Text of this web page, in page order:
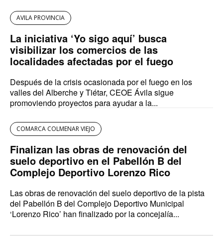
AVILA PROVINCIA
La iniciativa ‘Yo sigo aquí’ busca
visibilizar los comercios de las
localidades afectadas por el fuego
Después de la crisis ocasionada por el fuego en los
valles del Alberche y Tiétar, CEOE Ávila sigue
promoviendo proyectos para ayudar a la...
COMARCA COLMENAR VIEJO
Finalizan las obras de renovación del
suelo deportivo en el Pabellón B del
Complejo Deportivo Lorenzo Rico
Las obras de renovación del suelo deportivo de la pista
del Pabellón B del Complejo Deportivo Municipal
‘Lorenzo Rico’ han finalizado por la concejalía...